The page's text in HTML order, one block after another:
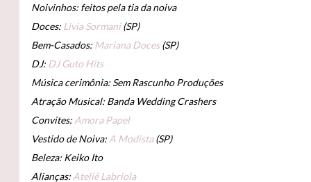
Noivinhos: feitos pela tia da noiva
Doces: Livia Sormani(SP)
Bem-Casados: Mariana Doces(SP)
DJ: DJ Guto Hits
Música cerimônia: Sem Rascunho Produções
Atração Musical: Banda Wedding Crashers
Convites: Amora Papel
Vestido de Noiva: A Modista(SP)
Beleza: Keiko Ito
Alianças: Ateliê Labriola